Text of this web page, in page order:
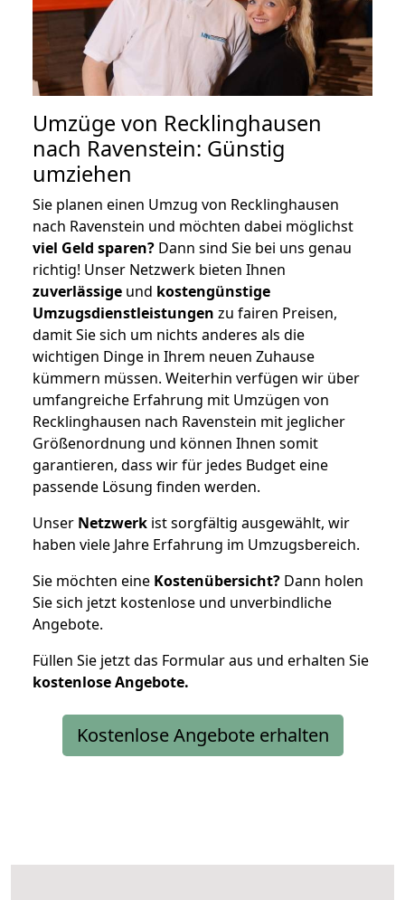
Umzüge von Recklinghausen
nach Ravenstein: Günstig
umziehen
Sie planen einen Umzug von Recklinghausen
nach Ravenstein und möchten dabei möglichst
viel Geld sparen? Dann sind Sie bei uns genau
richtig! Unser Netzwerk bieten Ihnen
zuverlässige und kostengünstige
Umzugsdienstleistungen zu fairen Preisen,
damit Sie sich um nichts anderes als die
wichtigen Dinge in Ihrem neuen Zuhause
kümmern müssen. Weiterhin verfügen wir über
umfangreiche Erfahrung mit Umzügen von
Recklinghausen nach Ravenstein mit jeglicher
Größenordnung und können Ihnen somit
garantieren, dass wir für jedes Budget eine
passende Lösung finden werden.
Unser Netzwerk ist sorgfältig ausgewählt, wir
haben viele Jahre Erfahrung im Umzugsbereich.
Sie möchten eine Kostenübersicht? Dann holen
Sie sich jetzt kostenlose und unverbindliche
Angebote.
Füllen Sie jetzt das Formular aus und erhalten Sie
kostenloseAngebote.
Kostenlose Angebote erhalten